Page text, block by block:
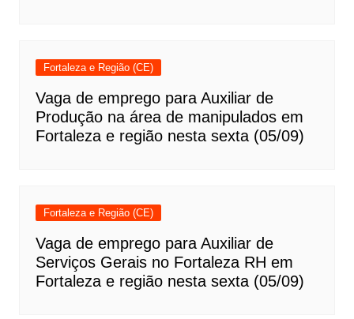
Fortaleza e Região (CE)
Vaga de emprego para Auxiliar de
Produção na área de manipulados em
Fortaleza e região nesta sexta (05/09)
Fortaleza e Região (CE)
Vaga de emprego para Auxiliar de
Serviços Gerais no Fortaleza RH em
Fortaleza e região nesta sexta (05/09)